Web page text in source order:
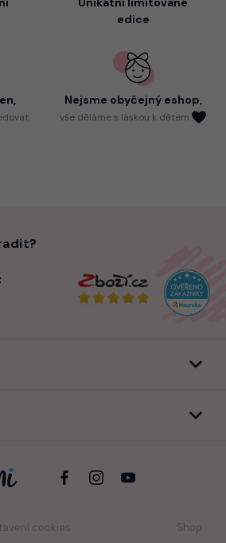
edice
Nejsme obyčejný eshop,
vše děláme s láskou k dětem
cookies
Shop